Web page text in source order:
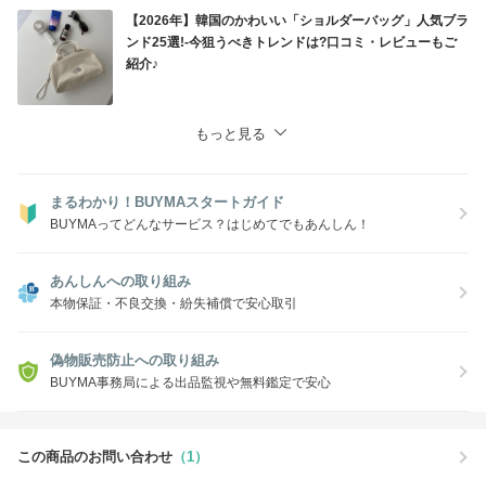
【2026年】韓国のかわいい「ショルダーバッグ」人気ブラ
ンド25選!-今狙うべきトレンドは?口コミ・レビューもご
紹介♪
もっと見る
まるわかり！BUYMAスタートガイド
BUYMAってどんなサービス？はじめてでもあんしん！
あんしんへの取り組み
本物保証・不良交換・紛失補償で安心取引
偽物販売防止への取り組み
BUYMA事務局による出品監視や無料鑑定で安心
この商品のお問い合わせ （1）